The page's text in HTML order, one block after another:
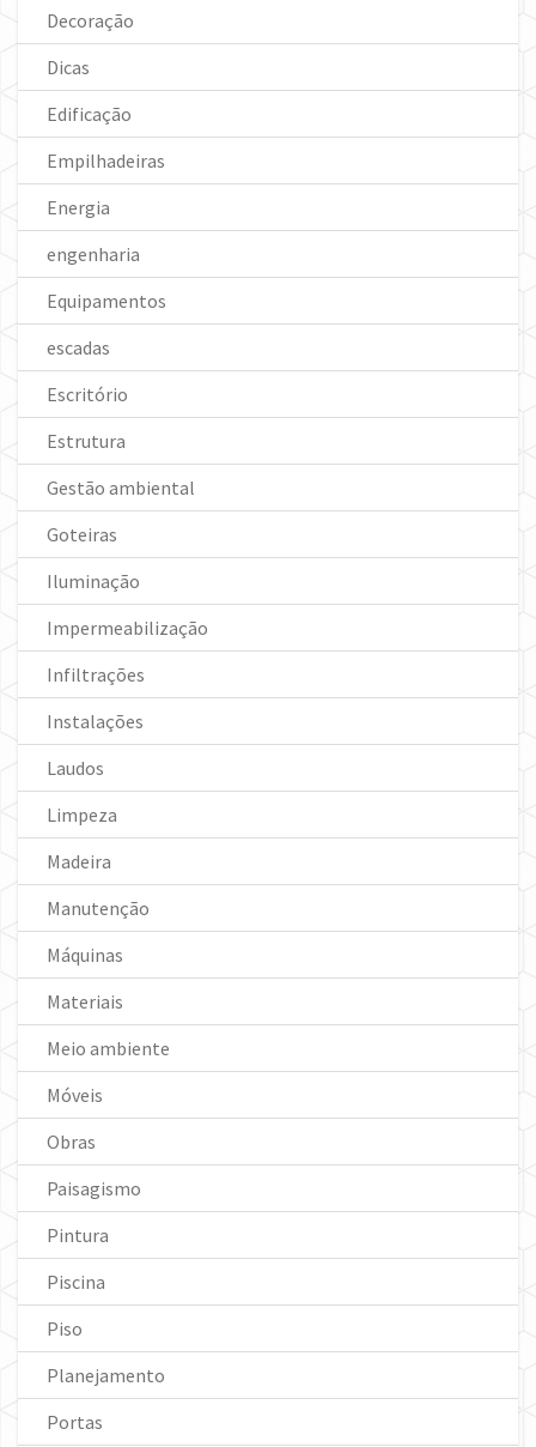
Decoração
Dicas
Edificação
Empilhadeiras
Energia
engenharia
Equipamentos
escadas
Escritório
Estrutura
Gestão ambiental
Goteiras
Iluminação
Impermeabilização
Infiltrações
Instalações
Laudos
Limpeza
Madeira
Manutenção
Máquinas
Materiais
Meio ambiente
Móveis
Obras
Paisagismo
Pintura
Piscina
Piso
Planejamento
Portas